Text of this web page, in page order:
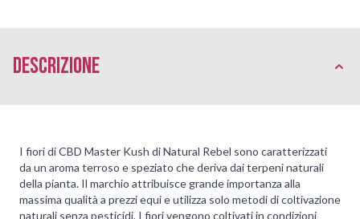
Descrizione
I fiori di CBD Master Kush di Natural Rebel sono caratterizzati
da un aroma terroso e speziato che deriva dai terpeni naturali
della pianta. Il marchio attribuisce grande importanza alla
massima qualità a prezzi equi e utilizza solo metodi di coltivazione
naturali senza pesticidi. I fiori vengono coltivati in condizioni